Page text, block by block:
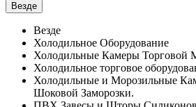
Везде
Везде
Холодильное Оборудование
Холодильные Камеры
Холодильное торговое
Холодильные и Морозильные
Шоковой Заморозки.